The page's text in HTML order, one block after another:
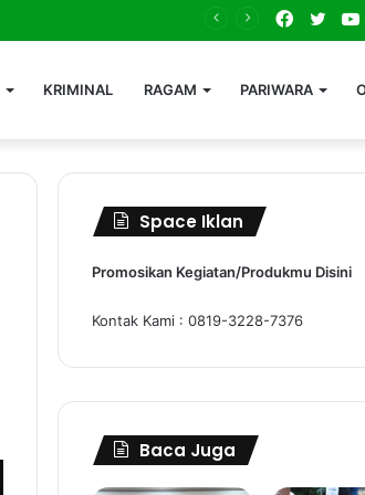
Facebook
KRIMINAL RAGAM PARIWARA
Space Iklan
Promosikan Kegiatan/Produkmu Disini
Kontak Kami : 0819-3228-7376
Baca Juga